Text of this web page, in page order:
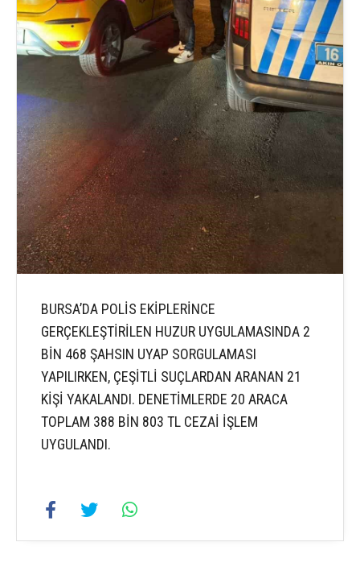
BURSA’DA POLİS EKİPLERİNCE
GERÇEKLEŞTİRİLEN HUZUR UYGULAMASINDA 2
BİN 468 ŞAHSIN UYAP SORGULAMASI
YAPILIRKEN, ÇEŞİTLİ SUÇLARDAN ARANAN 21
KİŞİ YAKALANDI. DENETİMLERDE 20 ARACA
TOPLAM 388 BİN 803 TL CEZAİ İŞLEM
UYGULANDI.